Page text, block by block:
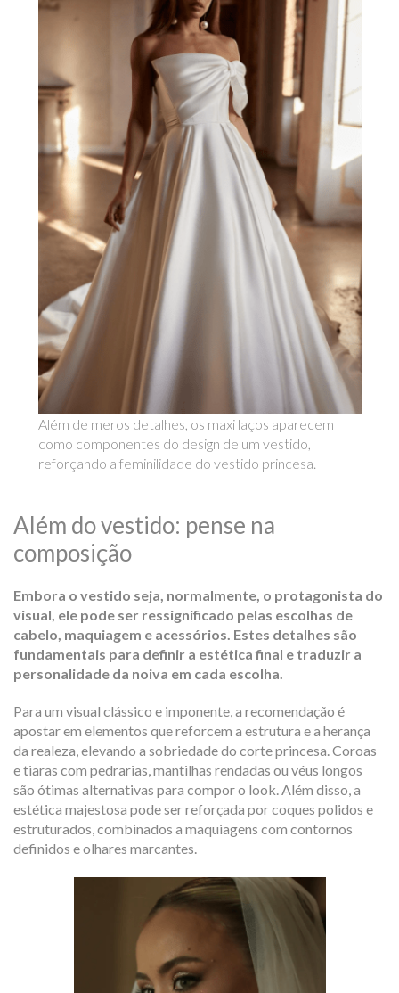
Além de meros detalhes, os maxi laços aparecem
como componentes do design de um vestido,
reforçando a feminilidade do vestido princesa.
Além do vestido: pense na
composição
Embora o vestido seja, normalmente, o protagonista do
visual, ele pode ser ressignificado pelas escolhas de
cabelo, maquiagem e acessórios. Estes detalhes são
fundamentais para definir a estética final e traduzir a
personalidade da noiva em cada escolha.
Para um visual clássico e imponente, a recomendação é
apostar em elementos que reforcem a estrutura e a herança
da realeza, elevando a sobriedade do corte princesa. Coroas
e tiaras com pedrarias, mantilhas rendadas ou véus longos
são ótimas alternativas para compor o look. Além disso, a
estética majestosa pode ser reforçada por coques polidos e
estruturados, combinados a maquiagens com contornos
definidos e olhares marcantes.